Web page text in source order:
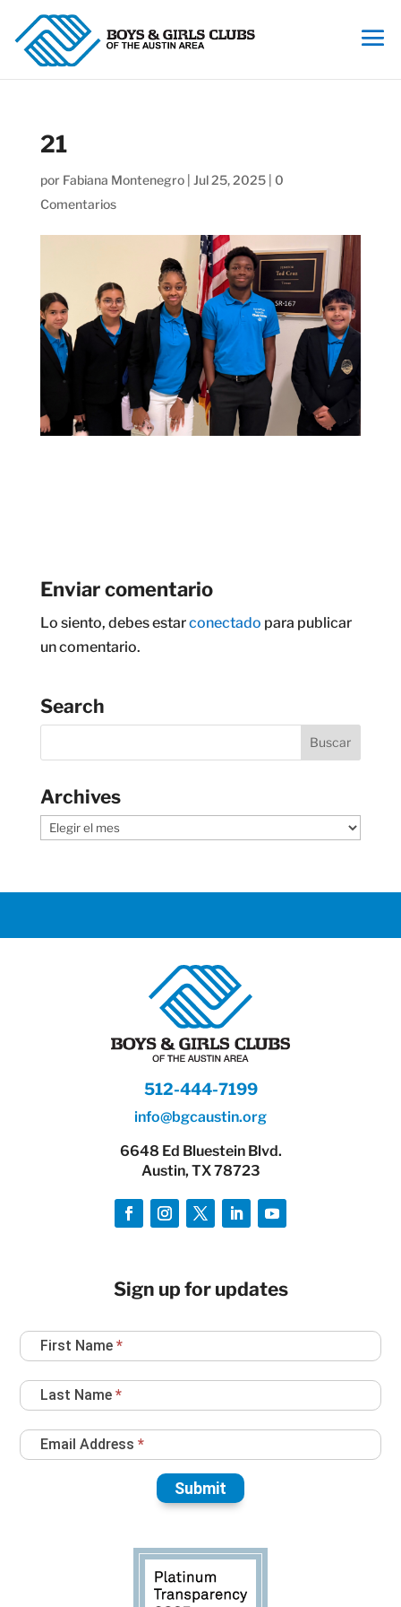
21
por Fabiana Montenegro| Jul 25, 2025| 0
Comentarios
Enviar comentario
Lo siento, debes estarconectado para publicar
un comentario.
Search
Archives
Archives
512-444-7199
info@bgcaustin.org
6648 Ed Bluestein Blvd.
Austin, TX 78723
Sign up for updates
Newsletter
SignFirst Name*
Last Name*
Email Address*
Submit